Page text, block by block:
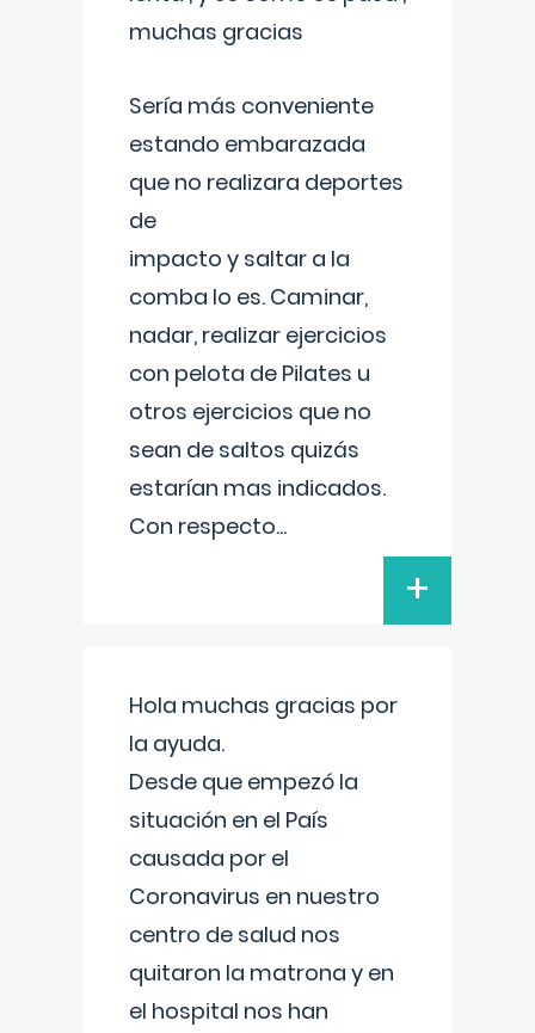
muchas gracias
Sería más conveniente
estando embarazada
que no realizara deportes
de
impacto y saltar a la
comba lo es. Caminar,
nadar, realizar ejercicios
con pelota de Pilates u
otros ejercicios que no
sean de saltos quizás
estarían mas indicados.
Con respecto...
+
Hola muchas gracias por
la ayuda.
Desde que empezó la
situación en el País
causada por el
Coronavirus en nuestro
centro de salud nos
quitaron la matrona y en
el hospital nos han